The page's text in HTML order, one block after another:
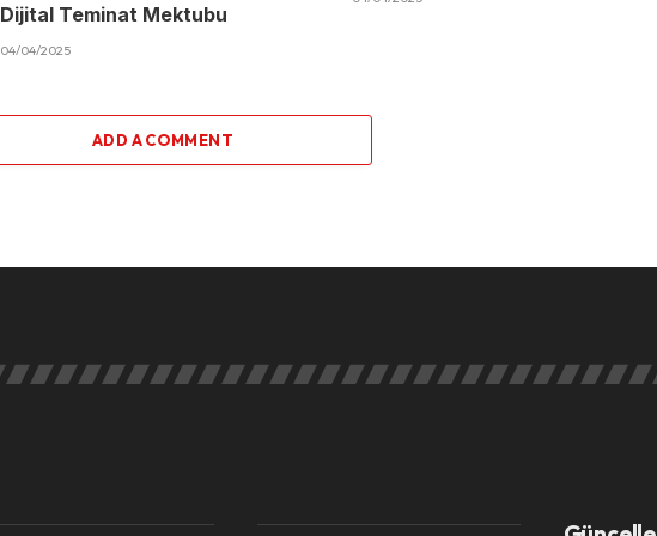
Dijital Teminat Mektubu
04/04/2025
ADD A COMMENT